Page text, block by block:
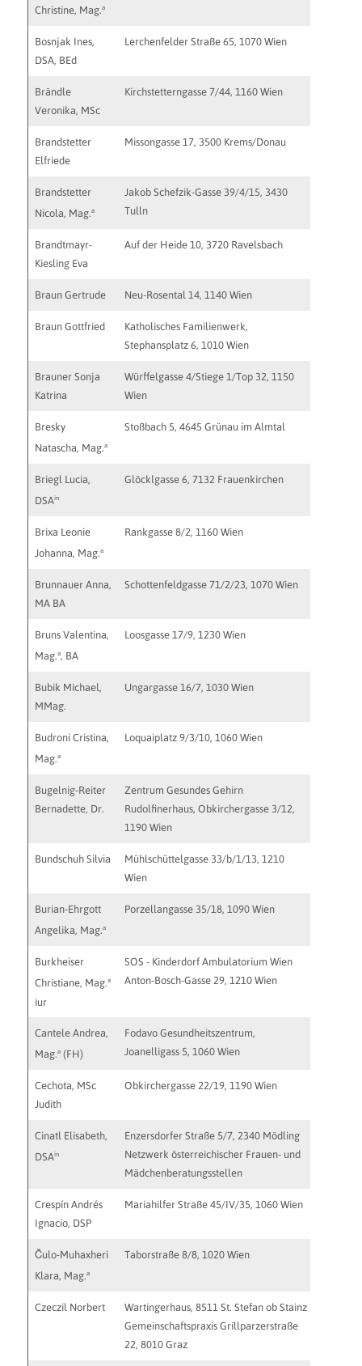
Christine, Mag.a
Bosnjak Ines,
DSA, BEd
Lerchenfelder Straße 65, 1070 Wien
Brändle
Veronika, MSc
Kirchstetterngasse 7/44, 1160 Wien
Brandstetter
Elfriede
Missongasse 17, 3500 Krems/Donau
Brandstetter
Nicola, Mag.a
Jakob Schefzik-Gasse 39/4/15, 3430
Tulln
Brandtmayr-
Kiesling Eva
Auf der Heide 10, 3720 Ravelsbach
Braun Gertrude Neu-Rosental 14, 1140 Wien
Braun Gottfried
Katholisches Familienwerk,
Stephansplatz 6, 1010 Wien
Brauner Sonja
Katrina
Würffelgasse 4/Stiege 1/Top 32, 1150
Wien
Bresky
Natascha, Mag.a
Stoßbach 5, 4645 Grünau im Almtal
Briegl Lucia,
DSAin
Glöcklgasse 6, 7132 Frauenkirchen
Brixa Leonie
Johanna, Mag.a
Rankgasse 8/2, 1160 Wien
Brunnauer Anna,
MA BA
Schottenfeldgasse 71/2/23, 1070 Wien
Bruns Valentina,
Mag.a, BA
Loosgasse 17/9, 1230 Wien
Bubik Michael,
MMag.
Ungargasse 16/7, 1030 Wien
Budroni Cristina,
Mag.a
Loquaiplatz 9/3/10, 1060 Wien
Bugelnig-Reiter
Bernadette, Dr.
Zentrum Gesundes Gehirn
Rudolfinerhaus, Obkirchergasse 3/12,
1190 Wien
Bundschuh Silvia
Mühlschüttelgasse 33/b/1/13, 1210
Wien
Burian-Ehrgott
Angelika, Mag.a
Porzellangasse 35/18, 1090 Wien
Burkheiser
Christiane, Mag.a
iur
SOS - Kinderdorf Ambulatorium Wien
Anton-Bosch-Gasse 29, 1210 Wien
Cantele Andrea,
Mag.a(FH)
Fodavo Gesundheitszentrum,
Joanelligass 5, 1060 Wien
Cechota, MSc
Judith
Obkirchergasse 22/19, 1190 Wien
Cinatl Elisabeth,
DSAin
Enzersdorfer Straße 5/7, 2340 Mödling
Netzwerk österreichischer Frauen- und
Mädchenberatungsstellen
Crespín Andrés
Ignacio, DSP
Mariahilfer Straße 45/IV/35, 1060 Wien
Čulo-Muhaxheri
Klara, Mag.a
Taborstraße 8/8, 1020 Wien
Czeczil Norbert
Wartingerhaus, 8511 St. Stefan ob Stainz
Gemeinschaftspraxis Grillparzerstraße
22, 8010 Graz